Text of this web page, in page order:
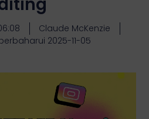
Claude McKenzie
2025-11-05